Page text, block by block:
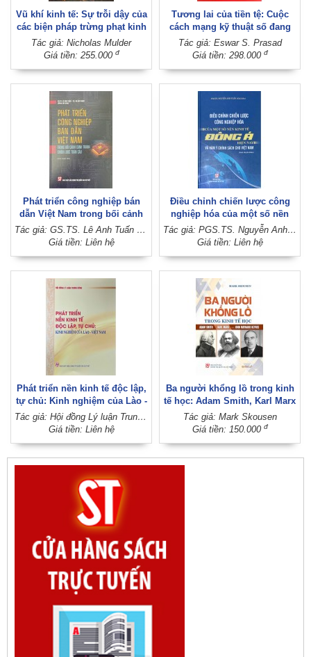
Vũ khí kinh tế: Sự trỗi dậy của
các biện pháp trừng phạt kinh
tế như một công cụ chiến
tranh hiện đại (Sách tham
Tác giả: Nicholas Mulder
Giá tiền: 255.000 đ
Tương lai của tiền tệ: Cuộc
cách mạng kỹ thuật số đang
biến đổi tiền tệ và tài chính
như thế nào (Xuất bản lần thứ
Tác giả: Eswar S. Prasad
Giá tiền: 298.000 đ
Phát triển công nghiệp bán
dẫn Việt Nam trong bối cảnh
cạnh tranh chiến lược toàn
cầu (Sách chuyên khảo)
Tác giả: GS.TS. Lê Anh Tuấn - TS. Hà Huy Ngọc (Đồng chủ biên)
Giá tiền: Liên hệ
Điều chỉnh chiến lược công
nghiệp hóa của một số nền
kinh tế Đông Á hiện nay và
hàm ý chính sách cho Việt
Tác giả: PGS.TS. Nguyễn Anh Tuấn (Chủ biên)
Giá tiền: Liên hệ
Phát triển nền kinh tế độc lập,
tự chủ: Kinh nghiệm của Lào -
Việt Nam
Tác giả: Hội đồng Lý luận Trung ương
Giá tiền: Liên hệ
Ba người khổng lồ trong kinh
tế học: Adam Smith, Karl Marx
và John Maynard Keynes
Tác giả: Mark Skousen
Giá tiền: 150.000 đ